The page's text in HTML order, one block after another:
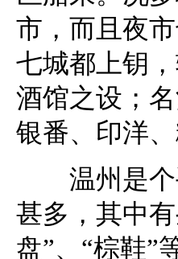
市，而且夜
七城都上钥
酒馆之设；
银番、印洋
温州是个
甚多，其中
盘”、“棕鞋”